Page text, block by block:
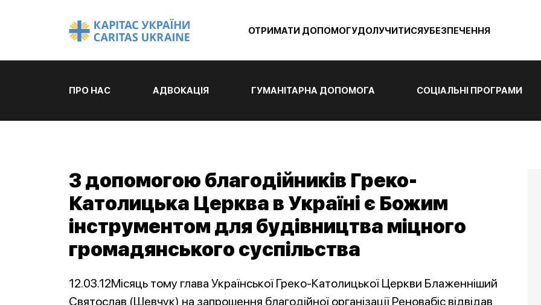
ОТРИМАТИ ДОПОМОГУДОЛУЧИТИСЯУБЕЗПЕЧЕННЯ
ПРО НАС АДВОКАЦІЯ ГУМАНІТАРНА ДОПОМОГА СОЦІАЛЬНІ ПРОГРАМИ
З допомогою благодійників Греко-
Католицька Церква в Україні є Божим
інструментом для будівництва міцного
громадянського суспільства
12.03.12Місяць тому глава Української Греко-Католицької Церкви Блаженніший
Святослав (Шевчук) на запрошення благодійної організації Реновабіс відвідав